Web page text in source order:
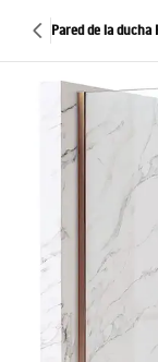
Pared de la